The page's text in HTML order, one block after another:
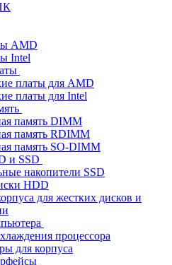
AMD
Intel
платы для AMD
платы для Intel
память DIMM
память RDIMM
память SO-DIMM
и SSD
накопители SSD
HDD
для жестких дисков и
процессора
для корпуса